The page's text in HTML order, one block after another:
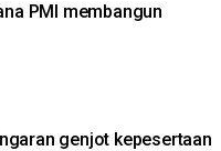
PMI membangun
genjot kepesertaan